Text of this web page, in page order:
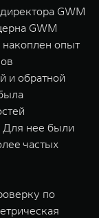
GWM
GWM
накоплен опыт
и обратной
Для нее были
частых
по